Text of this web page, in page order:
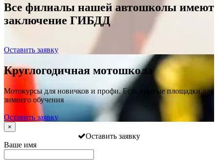
Все филиалы нашей автошколы имеют
заключение ГИБДД
Оставить заявку
Круглогодичная мотошкола
Мотокурсы для новичков и профи. Есть крытые площадки для
зимнего обучения
Оставить заявку
×
Оставить заявку
Ваше имя